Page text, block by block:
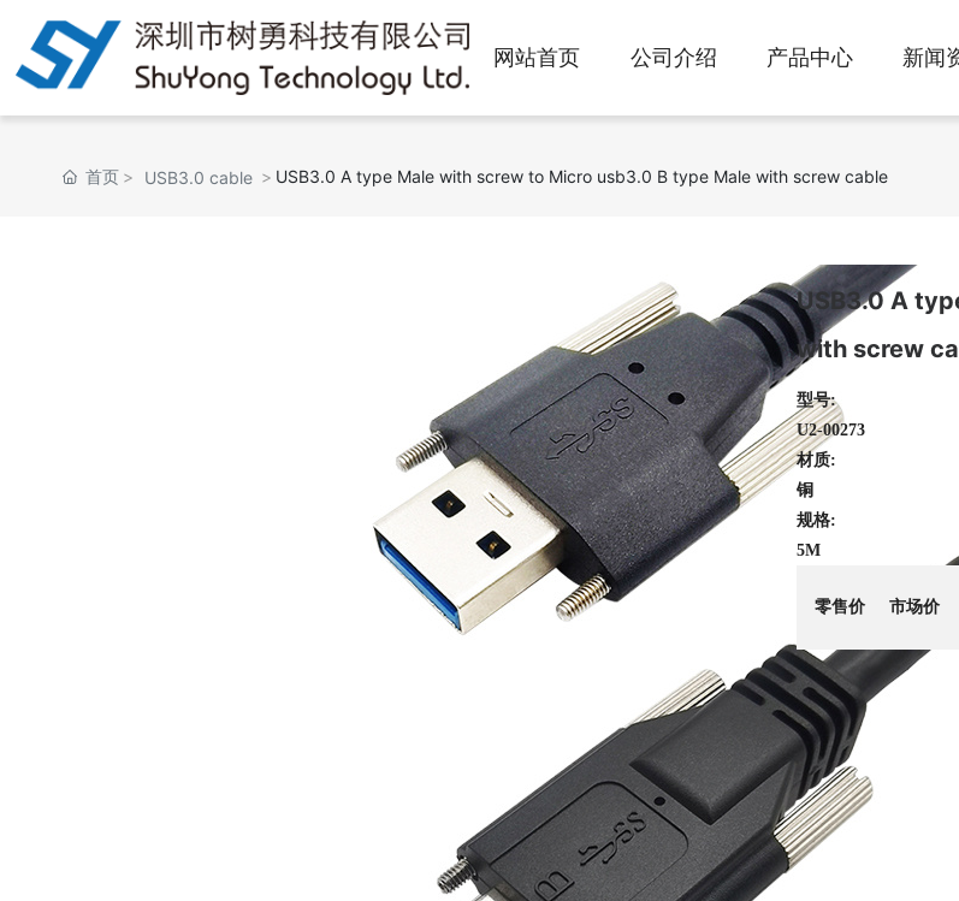
网站首页 公司介绍 产品中心 新闻
首页 USB3.0 cable USB3.0 A type Male with screw to Micro usb3.0 B type Male with screw cable
USB3.0 A
with screw
型号:
U2-00273
材质:
铜
规格:
5M
零售价 市场价